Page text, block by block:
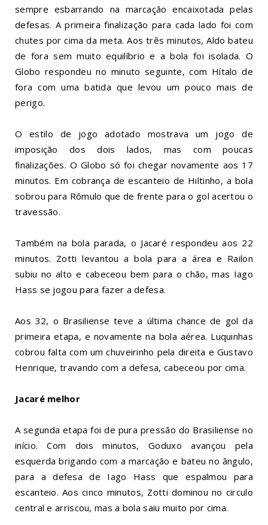
sempre esbarrando na marcação encaixotada pelas
defesas. A primeira finalização para cada lado foi com
chutes por cima da meta. Aos três minutos, Aldo bateu
de fora sem muito equilíbrio e a bola foi isolada. O
Globo respondeu no minuto seguinte, com Hítalo de
fora com uma batida que levou um pouco mais de
perigo.
O estilo de jogo adotado mostrava um jogo de
imposição dos dois lados, mas com poucas
finalizações. O Globo só foi chegar novamente aos 17
minutos. Em cobrança de escanteio de Hiltinho, a bola
sobrou para Rômulo que de frente para o gol acertou o
travessão.
Também na bola parada, o Jacaré respondeu aos 22
minutos. Zotti levantou a bola para a área e Railon
subiu no alto e cabeceou bem para o chão, mas Iago
Hass se jogou para fazer a defesa.
Aos 32, o Brasiliense teve a última chance de gol da
primeira etapa, e novamente na bola aérea. Luquinhas
cobrou falta com um chuveirinho pela direita e Gustavo
Henrique, travando com a defesa, cabeceou por cima.
Jacaré melhor
A segunda etapa foi de pura pressão do Brasiliense no
início. Com dois minutos, Goduxo avançou pela
esquerda brigando com a marcação e bateu no ângulo,
para a defesa de Iago Hass que espalmou para
escanteio. Aos cinco minutos, Zotti dominou no circulo
central e arriscou, mas a bola saiu muito por cima.